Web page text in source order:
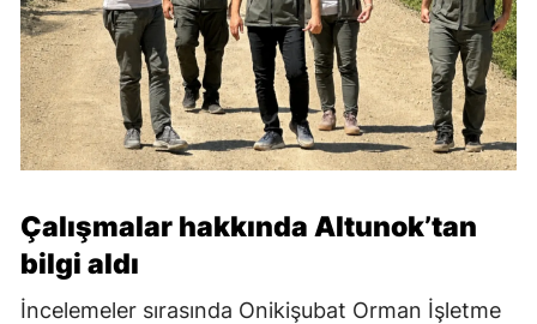
Çalışmalar hakkında Altunok’tan
bilgi aldı
İncelemeler sırasında Onikişubat Orman İşletme